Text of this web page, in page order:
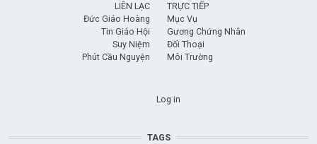
LIÊN LẠC
Đức Giáo Hoàng
Tin Giáo Hội
Suy Niệm
Phút Cầu Nguyện
TRỰC TIẾP
Mục Vụ
Gương Chứng Nhân
Đối Thoại
Môi Trường
Log in
TAGS